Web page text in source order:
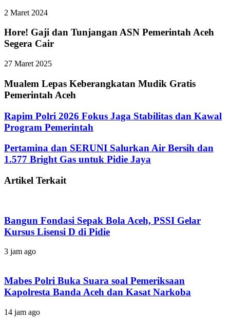
2 Maret 2024
Hore! Gaji dan Tunjangan ASN Pemerintah Aceh
Segera Cair
27 Maret 2025
Mualem Lepas Keberangkatan Mudik Gratis
Pemerintah Aceh
Rapim Polri 2026 Fokus Jaga Stabilitas dan Kawal
Program Pemerintah
Pertamina dan SERUNI Salurkan Air Bersih dan
1.577 Bright Gas untuk Pidie Jaya
Artikel Terkait
Bangun Fondasi Sepak Bola Aceh, PSSI Gelar
Kursus Lisensi D di Pidie
3 jam ago
Mabes Polri Buka Suara soal Pemeriksaan
Kapolresta Banda Aceh dan Kasat Narkoba
14 jam ago